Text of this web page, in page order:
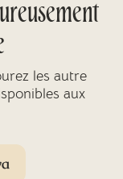
les autre
aux